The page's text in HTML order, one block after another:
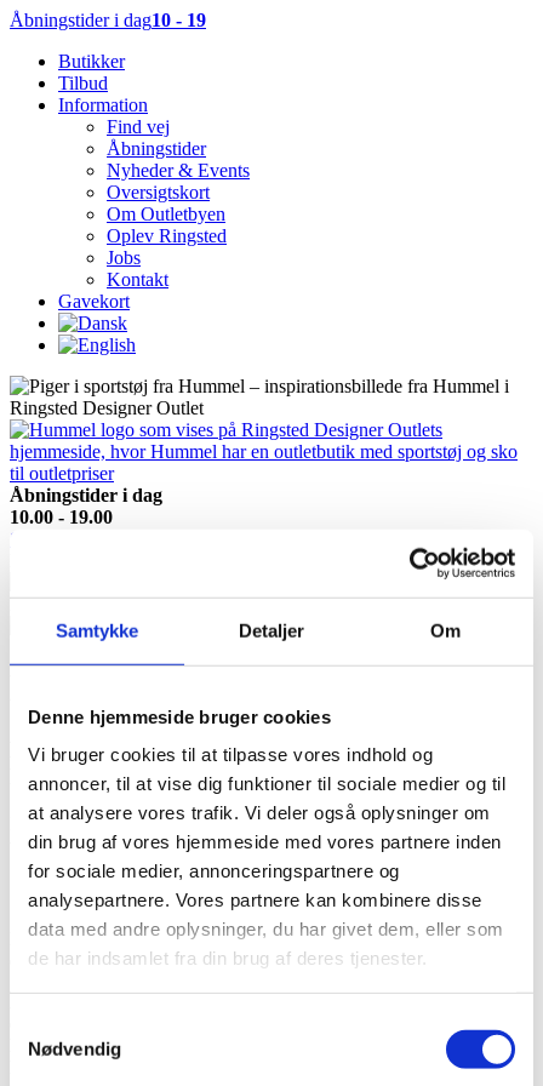
Samtykke Detaljer Om
Denne hjemmeside bruger cookies
Vi bruger cookies til at tilpasse vores indhold og
annoncer, til at vise dig funktioner til sociale medier og til
at analysere vores trafik. Vi deler også oplysninger om
din brug af vores hjemmeside med vores partnere inden
for sociale medier, annonceringspartnere og
analysepartnere. Vores partnere kan kombinere disse
data med andre oplysninger, du har givet dem, eller som
de har indsamlet fra din brug af deres tjenester.
Nødvendig
Åbningstider i dag10 - 19
Butikker
Tilbud
Information
Find vej
Åbningstider
Nyheder & Events
Oversigtskort
Om Outletbyen
Oplev Ringsted
Jobs
Kontakt
Gavekort
Åbningstider i dag
10.00 - 19.00
Se alle åbningstider
Vis butikkens placering
Hummel i Ringsted Designer Outlet – sportstøj til
hele familien
I butikken finder du alt fra børnetøj og -sko til træningstøj, casual
wear og sneakers til både mænd og kvinder – altid til outletpriser.
Om Hummel – dansk sportsbrand siden 1923
Hummel blev grundlagt i 1923 som et sko- og sportsbrand med
dybe rødder i fodbold og håndbold.
hummel Hive og deres mange collabs. hummels populære Kids-
kollektion er også centreret om sportswear – designet og produceret